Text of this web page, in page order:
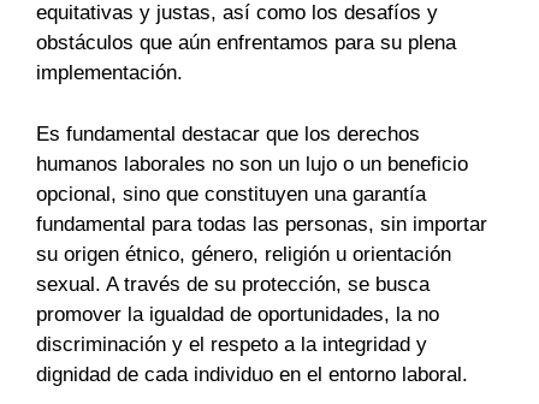
equitativas y justas, así como los desafíos y
obstáculos que aún enfrentamos para su plena
implementación.
Es fundamental destacar que los derechos
humanos laborales no son un lujo o un beneficio
opcional, sino que constituyen una garantía
fundamental para todas las personas, sin importar
su origen étnico, género, religión u orientación
sexual. A través de su protección, se busca
promover la igualdad de oportunidades, la no
discriminación y el respeto a la integridad y
dignidad de cada individuo en el entorno laboral.